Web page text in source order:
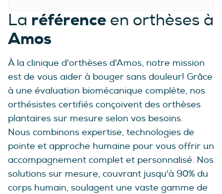
La référence en orthèses à
Amos
À la clinique d'orthèses d'Amos, notre mission
est de vous aider à bouger sans douleur! Grâce
à une évaluation biomécanique complète, nos
orthésistes certifiés conçoivent des orthèses
plantaires sur mesure selon vos besoins.
Nous combinons expertise, technologies de
pointe et approche humaine pour vous offrir un
accompagnement complet et personnalisé. Nos
solutions sur mesure, couvrant jusqu'à 90% du
corps humain, soulagent une vaste gamme de